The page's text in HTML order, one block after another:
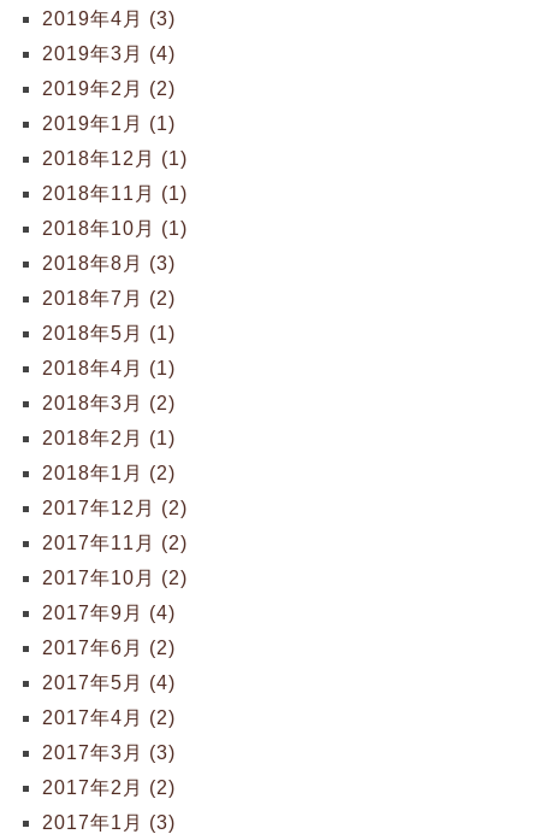
2019年4月 (3)
2019年3月 (4)
2019年2月 (2)
2019年1月 (1)
2018年12月 (1)
2018年11月 (1)
2018年10月 (1)
2018年8月 (3)
2018年7月 (2)
2018年5月 (1)
2018年4月 (1)
2018年3月 (2)
2018年2月 (1)
2018年1月 (2)
2017年12月 (2)
2017年11月 (2)
2017年10月 (2)
2017年9月 (4)
2017年6月 (2)
2017年5月 (4)
2017年4月 (2)
2017年3月 (3)
2017年2月 (2)
2017年1月 (3)